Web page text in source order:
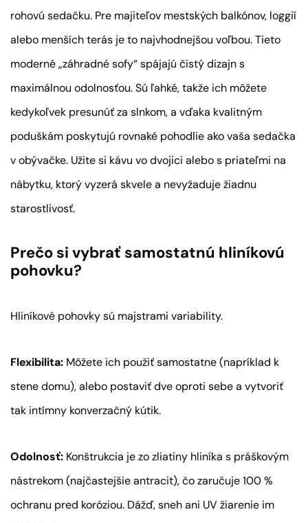
rohovú sedačku. Pre majiteľov mestských balkónov, loggií
alebo menších terás je to najvhodnejšou voľbou. Tieto
moderné „záhradné sofy“ spájajú čistý dizajn s
maximálnou odolnosťou. Sú ľahké, takže ich môžete
kedykoľvek presunúť za slnkom, a vďaka kvalitným
poduškám poskytujú rovnaké pohodlie ako vaša sedačka
v obývačke. Užite si kávu vo dvojici alebo s priateľmi na
nábytku, ktorý vyzerá skvele a nevyžaduje žiadnu
starostlivosť.
Prečo si vybrať samostatnú hliníkovú
pohovku?
Hliníkové pohovky sú majstrami variability.
Flexibilita: Môžete ich použiť samostatne (napríklad k
stene domu), alebo postaviť dve oproti sebe a vytvoriť
tak intímny konverzačný kútik.
Odolnosť: Konštrukcia je zo zliatiny hliníka s práškovým
nástrekom (najčastejšie antracit), čo zaručuje 100 %
ochranu pred koróziou. Dážď, sneh ani UV žiarenie im